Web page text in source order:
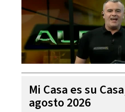
Mi Casa es su
agosto 2026